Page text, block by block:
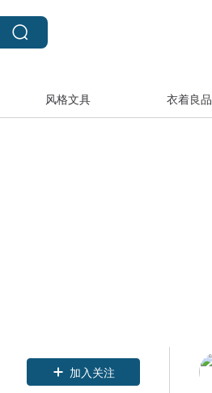
风格文具 衣着良品
加入关注